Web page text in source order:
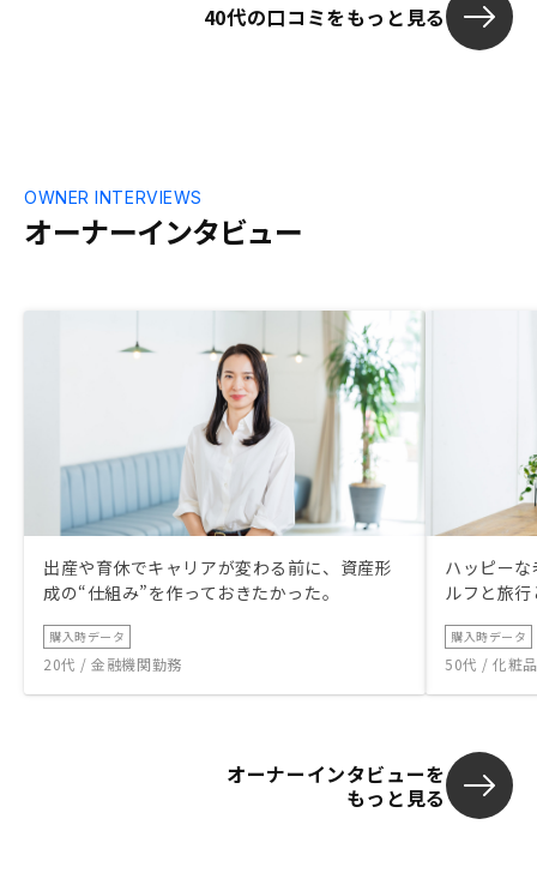
ところを見届
40代の口コミをもっと見る
オーナーインタビュー
OWNER INTERVIEWS
出産や育休でキャリアが変わる前に、資産形
成の“仕組み”を作っておきたかった。
購入時データ
20代 / 金融機関勤務
ハッピー
ルフと旅
購入時データ
50代 / 化粧
オーナーインタビューを
もっと見る